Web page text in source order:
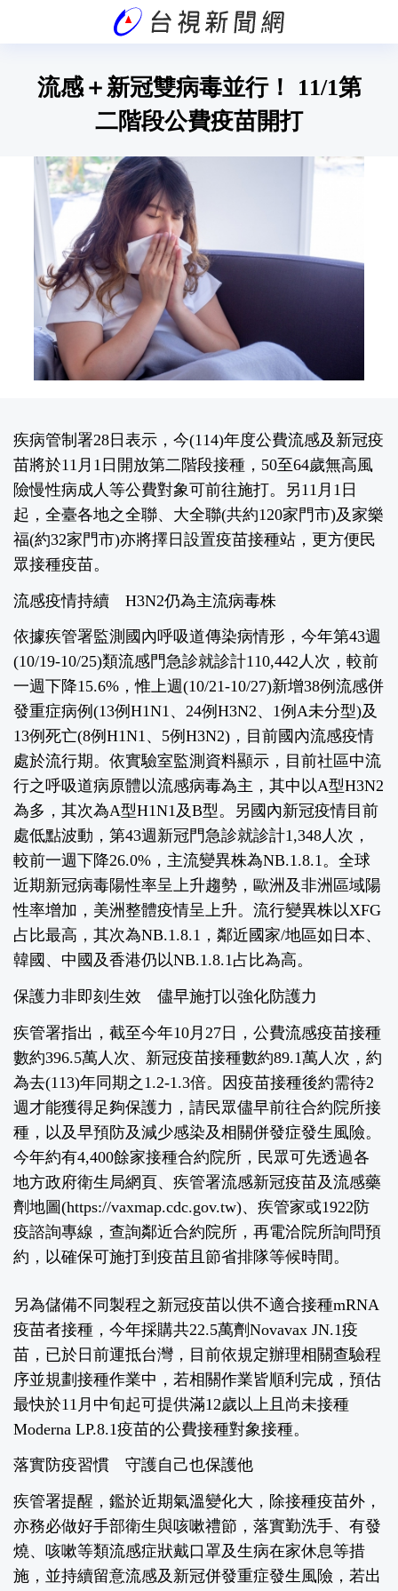
流感＋新冠雙病毒並行！ 11/1第
二階段公費疫苗開打
疾病管制署28日表示，今(114)年度公費流感及新冠疫
苗將於11月1日開放第二階段接種，50至64歲無高風
險慢性病成人等公費對象可前往施打。另11月1日
起，全臺各地之全聯、大全聯(共約120家門市)及家樂
福(約32家門市)亦將擇日設置疫苗接種站，更方便民
眾接種疫苗。
流感疫情持續 H3N2仍為主流病毒株
依據疾管署監測國內呼吸道傳染病情形，今年第43週
(10/19-10/25)類流感門急診就診計110,442人次，較前
一週下降15.6%，惟上週(10/21-10/27)新增38例流感併
發重症病例(13例H1N1、24例H3N2、1例A未分型)及
13例死亡(8例H1N1、5例H3N2)，目前國內流感疫情
處於流行期。依實驗室監測資料顯示，目前社區中流
行之呼吸道病原體以流感病毒為主，其中以A型H3N2
為多，其次為A型H1N1及B型。另國內新冠疫情目前
處低點波動，第43週新冠門急診就診計1,348人次，
較前一週下降26.0%，主流變異株為NB.1.8.1。全球
近期新冠病毒陽性率呈上升趨勢，歐洲及非洲區域陽
性率增加，美洲整體疫情呈上升。流行變異株以XFG
占比最高，其次為NB.1.8.1，鄰近國家/地區如日本、
韓國、中國及香港仍以NB.1.8.1占比為高。
保護力非即刻生效 儘早施打以強化防護力
疾管署指出，截至今年10月27日，公費流感疫苗接種
數約396.5萬人次、新冠疫苗接種數約89.1萬人次，約
為去(113)年同期之1.2-1.3倍。因疫苗接種後約需待2
週才能獲得足夠保護力，請民眾儘早前往合約院所接
種，以及早預防及減少感染及相關併發症發生風險。
今年約有4,400餘家接種合約院所，民眾可先透過各
地方政府衛生局網頁、疾管署流感新冠疫苗及流感藥
劑地圖(https://vaxmap.cdc.gov.tw)、疾管家或1922防
疫諮詢專線，查詢鄰近合約院所，再電洽院所詢問預
約，以確保可施打到疫苗且節省排隊等候時間。
另為儲備不同製程之新冠疫苗以供不適合接種mRNA
疫苗者接種，今年採購共22.5萬劑Novavax JN.1疫
苗，已於日前運抵台灣，目前依規定辦理相關查驗程
序並規劃接種作業中，若相關作業皆順利完成，預估
最快於11月中旬起可提供滿12歲以上且尚未接種
Moderna LP.8.1疫苗的公費接種對象接種。
落實防疫習慣 守護自己也保護他
疾管署提醒，鑑於近期氣溫變化大，除接種疫苗外，
亦務必做好手部衛生與咳嗽禮節，落實勤洗手、有發
燒、咳嗽等類流感症狀戴口罩及生病在家休息等措
施，並持續留意流感及新冠併發重症發生風險，若出